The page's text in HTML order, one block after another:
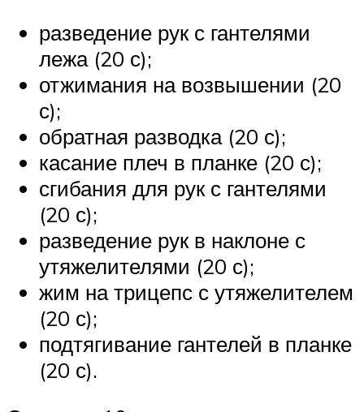
разведение рук с гантелями
лежа (20 с);
отжимания на возвышении (20
с);
обратная разводка (20 с);
касание плеч в планке (20 с);
сгибания для рук с гантелями
(20 с);
разведение рук в наклоне с
утяжелителями (20 с);
жим на трицепс с утяжелителем
(20 с);
подтягивание гантелей в планке
(20 с).